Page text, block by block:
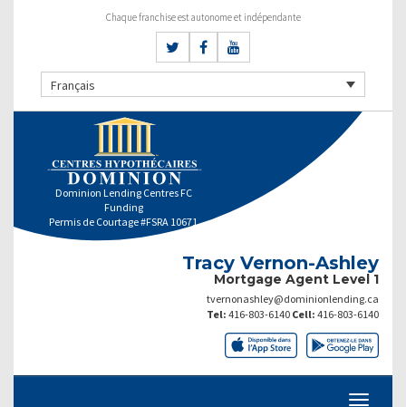
Chaque franchise est autonome et indépendante
Français
Dominion Lending Centres FC
Funding
Permis de Courtage #FSRA 10671
Tracy Vernon-Ashley
Mortgage Agent Level 1
tvernonashley@dominionlending.ca
Tel: 416-803-6140 Cell: 416-803-6140